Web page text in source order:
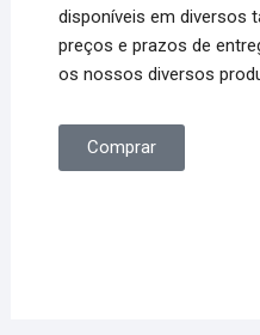
disponíveis em diversos
preços e prazos de
os nossos diversos
Comprar